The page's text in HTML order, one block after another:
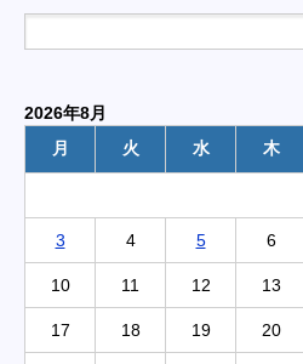
2026年8月
月
火 水 木
3 4 5 6
10 11 12 13
17 18 19 20